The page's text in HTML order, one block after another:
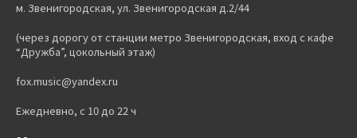
м. Звенигородская, ул. Звенигородская д.2/44
(через дорогу от станции метро Звенигородская, вход с кафе
“Дружба”, цокольный этаж)
fox.music@yandex.ru
Ежедневно, с 10 до 22 ч